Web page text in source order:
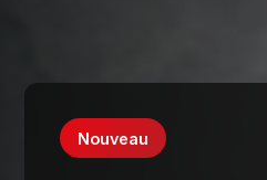
Nouveau